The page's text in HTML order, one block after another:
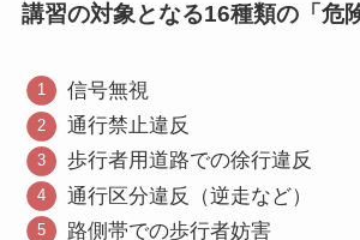
講習の対象となる16種類の「危
信号無視
通行禁止違反
歩行者用道路での徐行違反
通行区分違反（逆走など）
路側帯での歩行者妨害